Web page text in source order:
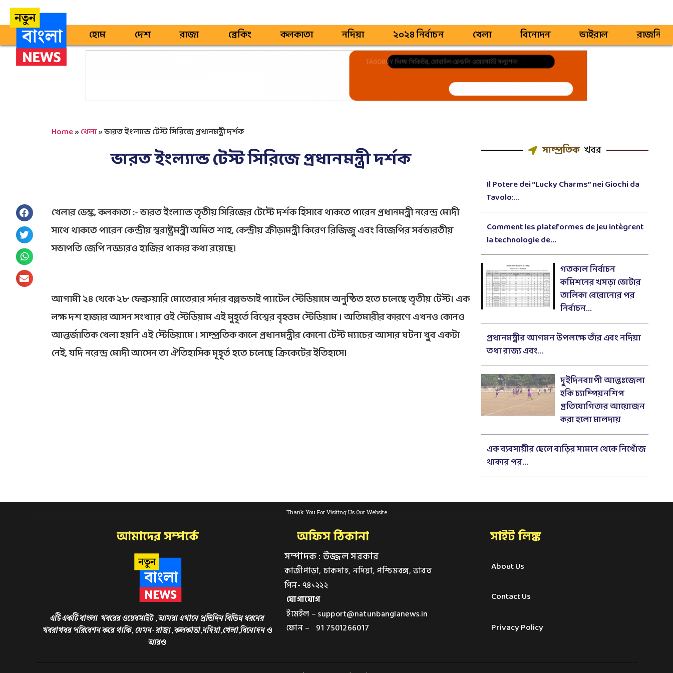
হোম দেশ রাজ্য ব্রেকিং কলকাতা নদিয়া ২০২৪ নির্বাচন খেলা বিনোদন ভাইরাল রাজনিতি
Home»খেলা»ভারত ইংল্যান্ড টেস্ট সিরিজে প্রধানমন্ত্রী দর্শক
ভারত ইংল্যান্ড টেস্ট সিরিজে প্রধানমন্ত্রী দর্শক
খেলার ডেস্ক, কলকাতা :- ভারত ইংল্যান্ড তৃতীয় সিরিজের টেস্টে দর্শক হিসাবে থাকতে পারেন প্রধানমন্ত্রী নরেন্দ্র মোদী
সাথে থাকতে পারেন কেন্দ্রীয় স্বরাষ্ট্রমন্ত্রী অমিত শাহ, কেন্দ্রীয় ক্রীড়ামন্ত্রী কিরেণ রিজিজু এবং বিজেপির সর্বভারতীয়
সভাপতি জেপি নড্ডারও হাজির থাকার কথা রয়েছে।
আগামী ২৪ থেকে ২৮ ফেব্রুয়ারি মোতেরার সর্দার বল্লভভাই প্যাটেল স্টেডিয়ামে অনুষ্ঠিত হতে চলেছে তৃতীয় টেস্ট। এক
লক্ষ দশ হাজার আসন সংখ্যার ওই স্টেডিয়াম এই মুহূর্তে বিশ্বের বৃহত্তম স্টেডিয়াম । অতিমারীর কারণে এখনও কোনও
আন্তর্জাতিক খেলা হয়নি এই স্টেডিয়ামে । সাম্প্রতিক কালে প্রধানমন্ত্রীর কোনো টেস্ট ম্যাচের আসার ঘটনা খুব একটা
নেই, যদি নরেন্দ্র মোদী আসেন তা ঐতিহাসিক মূহূর্ত হতে চলেছে ক্রিকেটের ইতিহাসে।
সাম্প্রতিক খবর
Il Potere dei “Lucky Charms” nei Giochi da
Tavolo:...
Comment les plateformes de jeu intègrent
la technologie de...
গতকাল নির্বাচন
কমিশনের খসড়া ভোটার
তালিকা বেরোনোর পর
নির্বাচন...
প্রধানমন্ত্রীর আগমন উপলক্ষে তাঁর এবং নদিয়া
তথা রাজ্য এবং...
দুইদিনব্যাপী আন্তঃজেলা
হকি চ্যাম্পিয়নশিপ
প্রতিযোগিতার আয়োজন
করা হলো মালদায়
এক ব্যবসায়ীর ছেলে বাড়ির সামনে থেকে নিখোঁজ
থাকার পর...
Thank You For Visiting Us Our Website
আমাদের সম্পর্কে
এটি একটি বাংলা খবরের ওয়েবসাইট , আমরা এখানে প্রতিদিন বিভিন্ন ধরনের
খবরাখবর পরিবেশন করে থাকি, যেমন- রাজ্য, কলকাতা,নদিয়া,খেলা,বিনোদন ও
আরও
অফিস ঠিকানা
সম্পাদক : উজ্জল সরকার
কাজীপাড়া, চাকদাহ, নদিয়া, পশ্চিমবঙ্গ, ভারত
পিন- ৭৪১২২২
যোগাযোগ
ইমেইল – support@natunbanglanews.in
ফোন – 91 7501266017
সাইট লিঙ্ক
About Us
Contact Us
Privacy Policy